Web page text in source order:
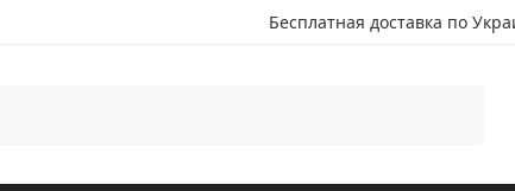
Бесплатная доставка по